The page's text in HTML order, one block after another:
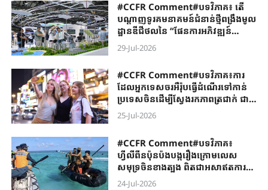
#CCFR Comment#បទវិភាគ៖ តើ
បណ្តាញទូរគមនាគមន៍ជំនាន់ថ្មីពង្រឹងមូល
ដ្ឋានឌីជីថលនៃ “ផែនការអភិវឌ្ឍន៍
ជាតិ៥ឆ្នាំទី១៥ ”តាមរបៀបណា
29-Jul-2026
#CCFR ​Comment#បទវិភាគ​៖ការ​
ដែល​​អ្នកទេសចរអឺរ៉ុប​ធ្វើដំណើរ​ទៅកាន់
ប្រទេសចិន​ដើម្បីស្វែងរក​ភាពត្រជាក់​ ជា
ភស្តុតាង​បញ្ជាក់ថា​ ចិន-អឺរ៉ុប​ជាដៃគូ
មិនមែនជា​គូប្រជែងនោះ​ទេ​
25-Jul-2026
#CCFR Comment#បទវិភាគ៖
ហ្វីលីពីនប៉ុនប៉ងបង្ករឿងក្រោមលេស
សមុទ្រចិនខាងត្បូង ពិតជាអសាឥតការ
ជាក់ជាមិនខាន
24-Jul-2026